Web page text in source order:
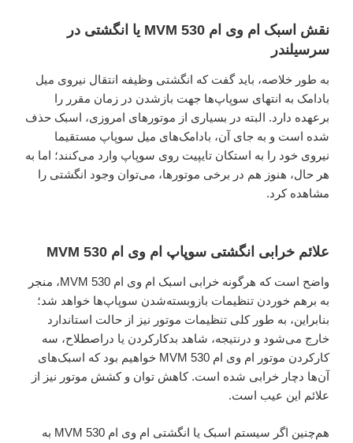
نقش اسبک ام وی ام 530 MVM یا انگشتی در
سرسیلندر
به طور خلاصه، باید گفت که انگشتی وظیفه انتقال نیروی میل
بادامک به انتهای سوپاپ‌ها جهت بازشدن در زمان مقرر را
برعهده دارد. البته در بسیاری از موتورهای امروزی، اسبک حذف
شده است و به جای آن، بادامک‌های میل سوپاپ مستقیما
نیروی خود را به استکان تایپیت روی سوپاپ وارد می‌کنند؛ اما به
هر حال، هنوز هم در برخی موتورها، می‌توان وجود انگشتی را
مشاهده کرد.
علائم خرابی انگشتی سوپاپ ام وی ام 530 MVM
واضح است که هرگونه خرابی اسبک ام وی ام 530 MVM، منجر
به برهم خوردن تنظیمات بازوبسته‌شدن سوپاپ‌ها خواهد شد؛
بنابراین، به طور کلی تنظیمات موتور نیز از حالت استاندارد
خارج می‌شود و درنتیجه، شاهد بدکارکردن یا دراصطلاح، سه
کار‌کردن موتور ام وی ام 530 MVM خواهیم بود که اسبک‌های
آن‌ها دچار خرابی شده است. کاهش توان و کشش موتور نیز از
علائم این عیب است.
هم‌چنین اگر سیستم اسبک یا انگشتی ام وی ام 530 MVM به